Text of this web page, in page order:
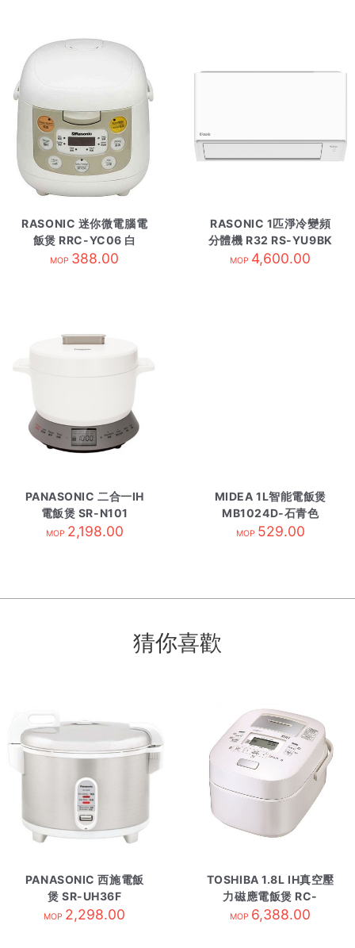
RASONIC 迷你微電腦電
飯煲 RRC-YC06 白
MOP 388.00
RASONIC 1匹淨冷變頻
分體機 R32 RS-YU9BK
內
MOP 4,600.00
PANASONIC 二合一IH
電飯煲 SR-N101
MOP 2,198.00
MIDEA 1L智能電飯煲
MB1024D-石青色
MOP 529.00
猜你喜歡
PANASONIC 西施電飯
煲 SR-UH36F
MOP 2,298.00
TOSHIBA 1.8L IH真空壓
力磁應電飯煲 RC-
DX18H/W白
MOP 6,388.00